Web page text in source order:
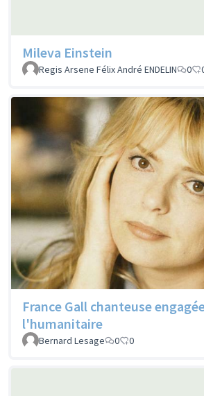
Mileva Einstein
Regis Arsene Félix André ENDELIN 0
France Gall chanteuse
l'humanitaire
Bernard Lesage 0 0